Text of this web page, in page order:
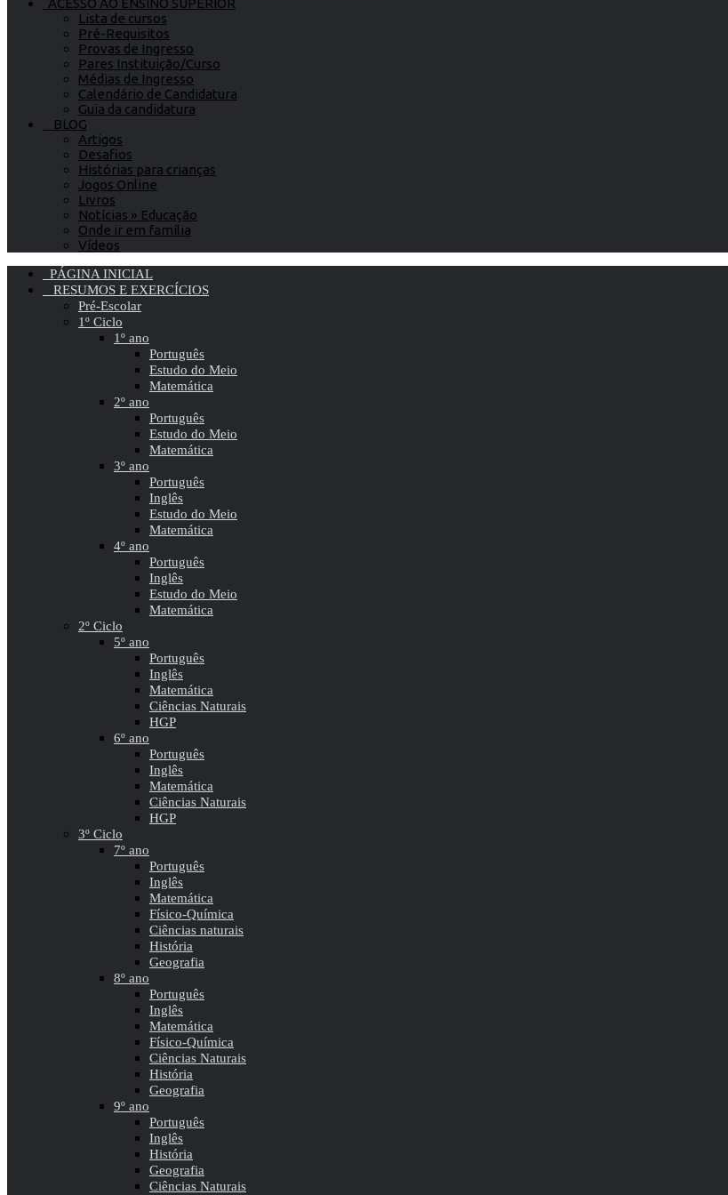
ACESSO AO ENSINO SUPERIOR
Lista de cursos
Pré-Requisitos
Provas de Ingresso
Pares Instituição/Curso
Médias de Ingresso
Calendário de Candidatura
Guia da candidatura
BLOG
Artigos
Desafios
Histórias para crianças
Jogos Online
Livros
Notícias » Educação
Onde ir em família
Vídeos
PÁGINA INICIAL
RESUMOS E EXERCÍCIOS
Pré-Escolar
1º Ciclo
1º ano
Português
Estudo do Meio
Matemática
2º ano
Português
Estudo do Meio
Matemática
3º ano
Português
Inglês
Estudo do Meio
Matemática
4º ano
Português
Inglês
Estudo do Meio
Matemática
2º Ciclo
5º ano
Português
Inglês
Matemática
Ciências Naturais
HGP
6º ano
Português
Inglês
Matemática
Ciências Naturais
HGP
3º Ciclo
7º ano
Português
Inglês
Matemática
Físico-Química
Ciências naturais
História
Geografia
8º ano
Português
Inglês
Matemática
Físico-Química
Ciências Naturais
História
Geografia
9º ano
Português
Inglês
História
Geografia
Ciências Naturais